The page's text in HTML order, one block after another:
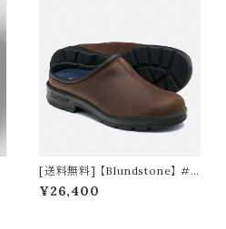
[送料無料] 【Blundstone】 #2
421 ORIGINALS CLOG antiq
ue brown
¥26,400